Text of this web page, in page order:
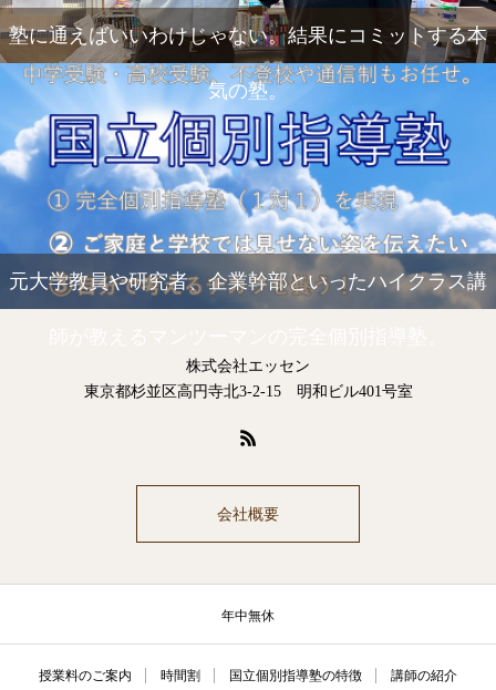
塾に通えばいいわけじゃない。結果にコミットする本
気の塾。
元大学教員や研究者、企業幹部といったハイクラス講
株式会社エッセン
東京都杉並区高円寺北3-2-15 明和ビル401号室
会社概要
年中無休
授業料のご案内 時間割 国立個別指導塾の特徴 講師の紹介